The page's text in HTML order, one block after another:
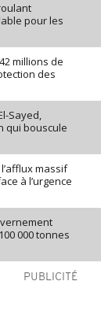
pour les
millions de
des
Sayed,
qui bouscule
massif
à l’urgence
000 tonnes
PUBLICITÉ